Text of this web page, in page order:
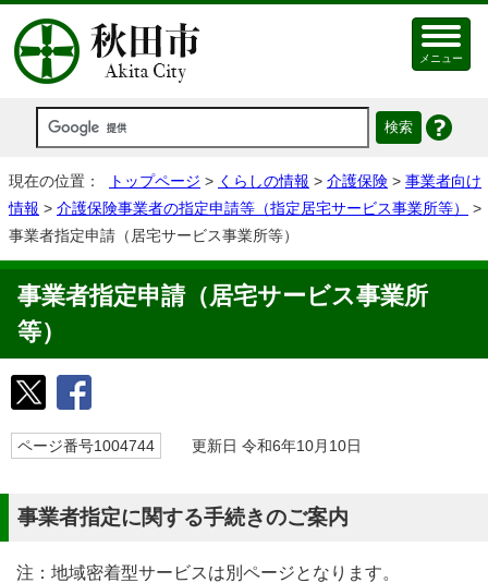
メニュー
現在の位置： トップページ > くらしの情報 > 介護保険 > 事業者向け
情報 > 介護保険事業者の指定申請等（指定居宅サービス事業所等）
>
事業者指定申請（居宅サービス事業所等）
事業者指定申請（居宅サービス事業所
等）
ページ番号1004744 更新日 令和6年10月10日
事業者指定に関する手続きのご案内
注：地域密着型サービスは別ページとなります。